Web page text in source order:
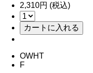
2,310円 (税込)
OWHT
F